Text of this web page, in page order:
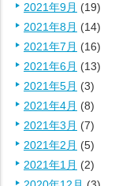
2021年9月 (19)
2021年8月 (14)
2021年7月 (16)
2021年6月 (13)
2021年5月 (3)
2021年4月 (8)
2021年3月 (7)
2021年2月 (5)
2021年1月 (2)